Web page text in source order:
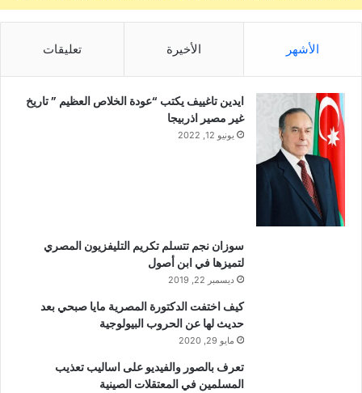
الأشهر الأخيرة تعليقات
ايدين تاغييف يكتب “عودة الخلاص العظيم ” تاريخ
غير مصير اذربيجا
يونيو 12, 2022
سوزان نجم تتسلم تكريم التليفزيون المصري
لتميزها في ابن أصول
ديسمبر 22, 2019
كيف اختفت الدكتورة المصرية مايا صبحي بعد
حديث لها عن الحروب البيولوجية
مايو 29, 2020
تعرف بالصور والفيديو على اساليب تعذيب
المسلمين في المعتقلات الصينية